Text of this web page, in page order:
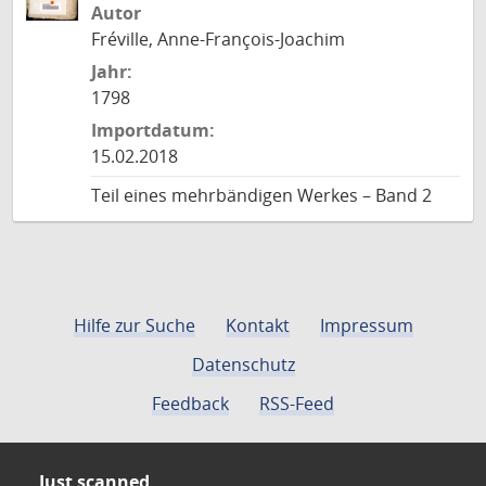
Autor
Fréville, Anne-François-Joachim
Jahr:
1798
Importdatum:
15.02.2018
Teil eines mehrbändigen Werkes – Band 2
Hilfe zur Suche Kontakt
Impressum
Datenschutz
Feedback
RSS-Feed